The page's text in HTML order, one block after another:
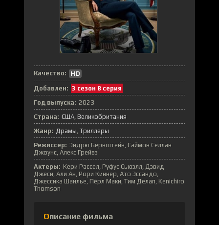
Качество:
HD
Добавлен: 3 сезон 8 серия
Год выпуска: 2023
Страна: США Великобритания
Жанр: Драмы Триллеры
Режиссер: Эндрю Бернштейн, Саймон Селлан
Джоунс, Алекс Грейвз
Актеры: Кери Рассел, Руфус Сьюэлл, Дэвид
Джеси, Али Ан, Рори Киннер, Ато Эссандо,
Джессика Шанлье, Пёрл Маки, Тим Делап, Kenichiro
Thomson
Описание фильма